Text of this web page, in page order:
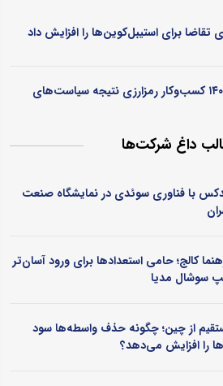
برای استیبل‌کوین‌ها را افزایش داد
خاموشی ۱۴۰ کسب‌وکار رمزارزی نتیجه سیاست‌های
داغ شرکت‌ها
با فناوری سوئدی در نمایشگاه صنعت
کالج؛ حامی استعدادها برای ورود آسان‌تر
سوشال مدیا
از چین؛ چگونه حذف واسطه‌ها سود
را افزایش می‌دهد؟